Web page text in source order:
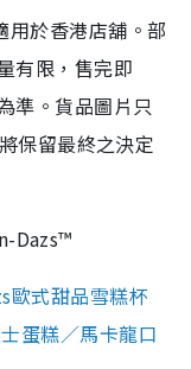
用於香港店舖。部
有限，售完即
準。貨品圖片只
保留最終之決定
Dazs™
歐式甜品雪糕杯
蛋糕／馬卡龍口